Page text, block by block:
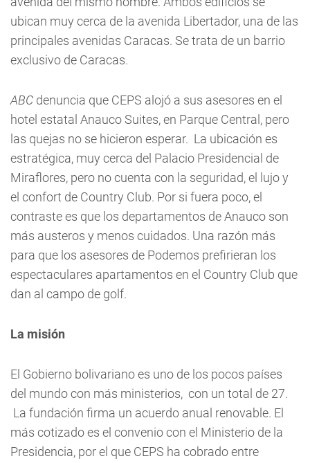
ubican muy cerca de la avenida Libertador, una de las
principales avenidas Caracas. Se trata de un barrio
exclusivo de Caracas.
ABC denuncia que CEPS alojó a sus asesores en el
hotel estatal Anauco Suites, en Parque Central, pero
las quejas no se hicieron esperar. La ubicación es
estratégica, muy cerca del Palacio Presidencial de
Miraflores, pero no cuenta con la seguridad, el lujo y
el confort de Country Club. Por si fuera poco, el
contraste es que los departamentos de Anauco son
más austeros y menos cuidados. Una razón más
para que los asesores de Podemos prefirieran los
espectaculares apartamentos en el Country Club que
dan al campo de golf.
La misión
El Gobierno bolivariano es uno de los pocos países
del mundo con más ministerios, con un total de 27.
La fundación firma un acuerdo anual renovable. El
más cotizado es el convenio con el Ministerio de la
Presidencia, por el que CEPS ha cobrado entre